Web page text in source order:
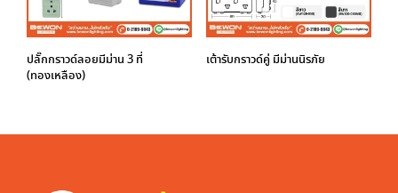
ปลั๊กกราวด์ลอยมีม่าน 3 ที่
(ทองเหลือง)
เต้ารับกราวด์คู่ มีม่านนิรภัย